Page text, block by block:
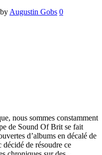
by Augustin Gobs 0
nous sommes constamment
de Sound Of Brit se fait
d’albums en décalé de
de résoudre ce